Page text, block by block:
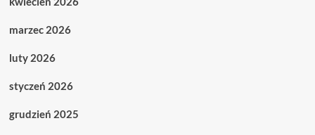
marzec 2026
luty 2026
styczeń 2026
grudzień 2025